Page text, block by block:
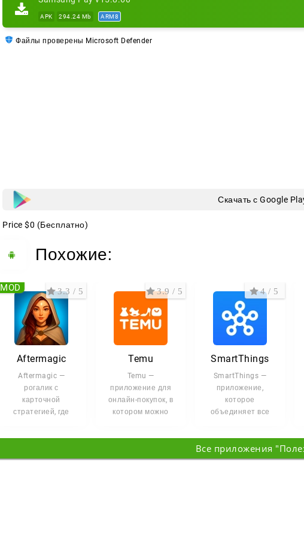
APK 294.24 Mb ARM8
Файлы проверены Microsoft Defender
Скачать с Google
Price $0 (Бесплатно)
Похожие:
Aftermagic
Aftermagic —
рогалик с
карточной
стратегией, где
3.3 / 5
MOD
Temu
Temu —
приложение для
онлайн-покупок, в
котором можно
3.9 / 5
SmartThings
SmartThings —
приложение,
которое
объединяет все
систему и
управляет
4 / 5
Все приложения